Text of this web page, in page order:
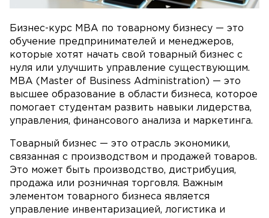
Бизнес-курс MBA по товарному бизнесу — это
обучение предпринимателей и менеджеров,
которые хотят начать свой товарный бизнес с
нуля или улучшить управление существующим.
MBA (Master of Business Administration) — это
высшее образование в области бизнеса, которое
помогает студентам развить навыки лидерства,
управления, финансового анализа и маркетинга.
Товарный бизнес — это отрасль экономики,
связанная с производством и продажей товаров.
Это может быть производство, дистрибуция,
продажа или розничная торговля. Важным
элементом товарного бизнеса является
управление инвентаризацией, логистика и